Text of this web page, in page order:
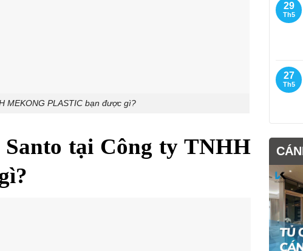
MEKONG PLASTIC bạn được gì?
tại Công ty TNHH
29
Th5
27
Th5